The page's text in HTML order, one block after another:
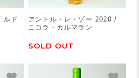
ルド
アントル・レ・ゾー 2020 /
ニコラ・カルマラン
SOLD OUT